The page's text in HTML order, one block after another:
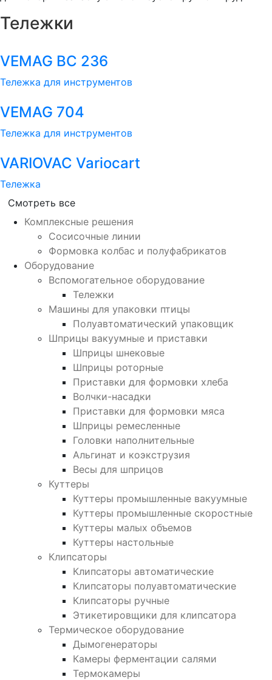
Тележки
VEMAG BC 236
Тележка для инструментов
VEMAG 704
Тележка для инструментов
VARIOVAC Variocart
Тележка
Смотреть все
Комплексные решения
Сосисочные линии
Формовка колбас и полуфабрикатов
Оборудование
Вспомогательное оборудование
Тележки
Машины для упаковки птицы
Полуавтоматический упаковщик
Шприцы вакуумные и приставки
Шприцы шнековые
Шприцы роторные
Приставки для формовки хлеба
Волчки-насадки
Приставки для формовки мяса
Шприцы ремесленные
Головки наполнительные
Альгинат и коэкструзия
Весы для шприцов
Куттеры
Куттеры промышленные вакуумные
Куттеры промышленные скоростные
Куттеры малых объемов
Куттеры настольные
Клипсаторы
Клипсаторы автоматические
Клипсаторы полуавтоматические
Клипсаторы ручные
Этикетировщики для клипсатора
Термическое оборудование
Дымогенераторы
Камеры ферментации салями
Термокамеры